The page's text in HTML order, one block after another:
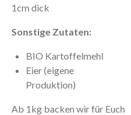
1cm dick
Sonstige Zutaten:
BIO Kartoffelmehl
Eier (eigene
Produktion)
Ab 1kg backen wir für Euch